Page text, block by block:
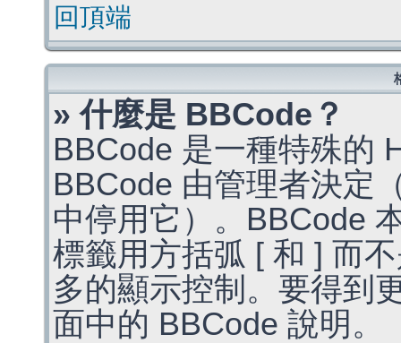
回頂端
» 什麼是 BBCode？
BBCode 是一種特殊的
BBCode 由管理者決定
中停用它）。BBCode
標籤用方括弧 [ 和 ] 而
多的顯示控制。要得到
面中的 BBCode 說明。